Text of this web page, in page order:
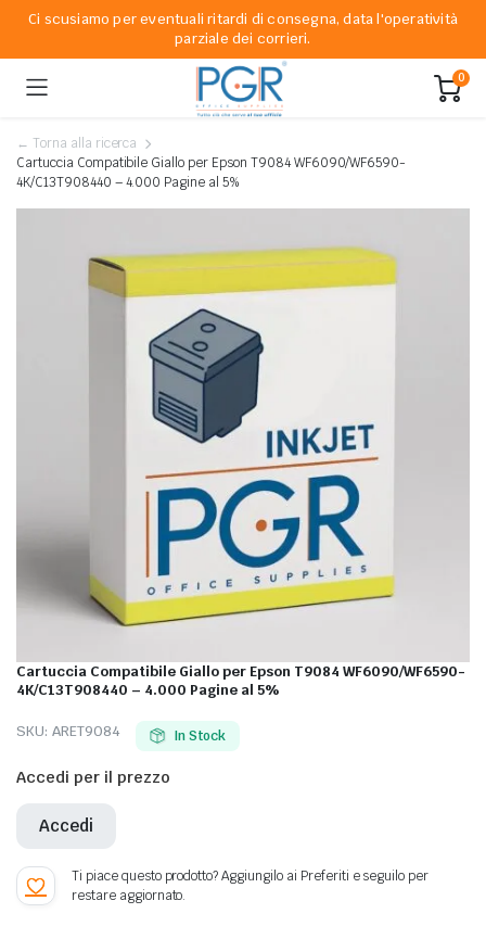
Ci scusiamo per eventuali ritardi di consegna, data l'operatività
parziale dei corrieri.
0
← Torna alla ricerca
Cartuccia Compatibile Giallo per Epson T9084 WF6090/WF6590-
4K/C13T908440 – 4.000 Pagine al 5%
Cartuccia Compatibile Giallo per Epson T9084 WF6090/WF6590-
4K/C13T908440 – 4.000 Pagine al 5%
SKU: ARET9084 In Stock
Accedi per il prezzo
Accedi